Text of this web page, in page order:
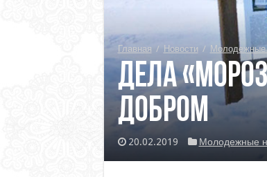
Главная / Новости / Молодежные
Дела
добром
20.02.2019 Молодежные